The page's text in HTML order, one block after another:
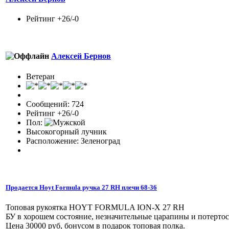
Рейтинг +26/-0
Алексей Бернов
Ветеран
Сообщений: 724
Рейтинг +26/-0
Пол:
Высокогорный лучник
Расположение: Зеленоград
Продается Hoyt Formula ручка 27 RH плечи 68-36
Топовая рукоятка HOYT FORMULA ION-X 27 RH
БУ в хорошем состояние, незначительные царапины и
Цена 30000 руб, бонусом в подарок топовая полка.